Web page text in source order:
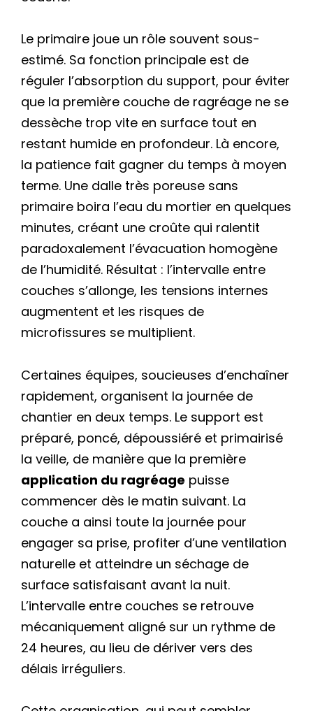
Le primaire joue un rôle souvent sous-
estimé. Sa fonction principale est de
réguler l’absorption du support, pour éviter
que la première couche de ragréage ne se
dessèche trop vite en surface tout en
restant humide en profondeur. Là encore,
la patience fait gagner du temps à moyen
terme. Une dalle très poreuse sans
primaire boira l’eau du mortier en quelques
minutes, créant une croûte qui ralentit
paradoxalement l’évacuation homogène
de l’humidité. Résultat : l’intervalle entre
couches s’allonge, les tensions internes
augmentent et les risques de
microfissures se multiplient.
Certaines équipes, soucieuses d’enchaîner
rapidement, organisent la journée de
chantier en deux temps. Le support est
préparé, poncé, dépoussiéré et primairisé
la veille, de manière que la première
application du ragréage puisse
commencer dès le matin suivant. La
couche a ainsi toute la journée pour
engager sa prise, profiter d’une ventilation
naturelle et atteindre un séchage de
surface satisfaisant avant la nuit.
L’intervalle entre couches se retrouve
mécaniquement aligné sur un rythme de
24 heures, au lieu de dériver vers des
délais irréguliers.